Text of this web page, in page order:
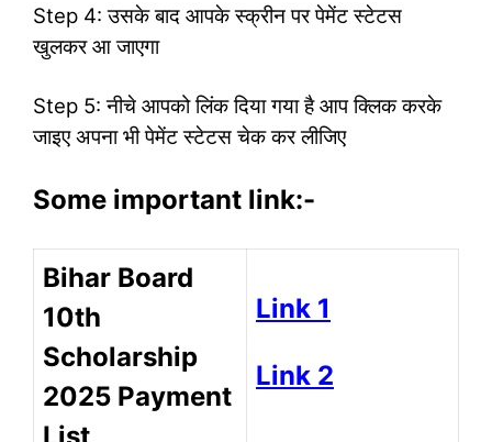
Step 4: उसके बाद आपके स्क्रीन पर पेमेंट स्टेटस
खुलकर आ जाएगा
Step 5: नीचे आपको लिंक दिया गया है आप क्लिक करके
जाइए अपना भी पेमेंट स्टेटस चेक कर लीजिए
Some important link:-
Bihar Board
10th
Scholarship
2025 Payment
Link 1
Link 2